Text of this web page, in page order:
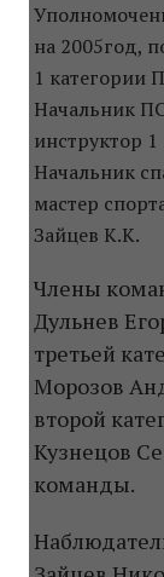
на 2005год,
1 категории
Начальник
инструктор
Начальник
мастер
Зайцев К.К.
Члены
Дульнев
третьей
Морозов
второй
Кузнецов
команды.